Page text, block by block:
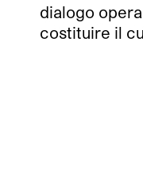
dialogo
costituire il